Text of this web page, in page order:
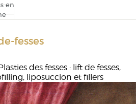
en
fesses
des fesses : lift de fesses,
liposuccion et fillers